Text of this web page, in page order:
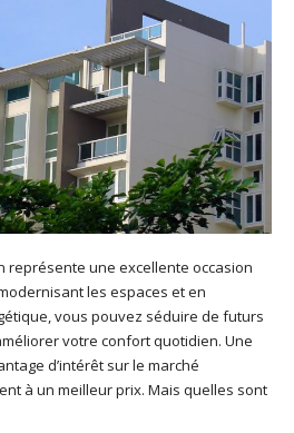
représente une excellente occasion
les espaces et en
vous pouvez séduire de futurs
votre confort quotidien. Une
d’intérêt sur le marché
à un meilleur prix. Mais quelles sont